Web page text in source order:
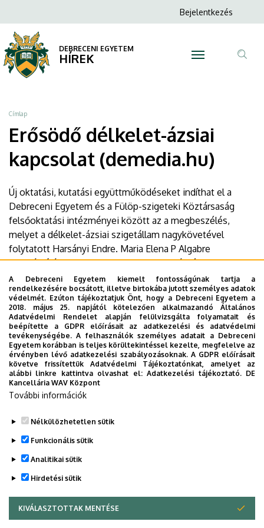
délkelet-
ázsiai
kapcsolat
(demedia.hu)
DEBRECENI
EGYETEM
a
tartalomra
Anonim
menüje
Bejelentkezés
DEBRECENI EGYETEM
HÍREK
Morzsa
Címlap
Erősödő délkelet-ázsiai
kapcsolat (demedia.hu)
Új oktatási, kutatási együttműködéseket indíthat el a
Debreceni Egyetem és a Fülöp-szigeteki Köztársaság
felsőoktatási intézményei között az a megbeszélés,
melyet a délkelet-ázsiai szigetállam nagykövetével
folytatott Harsányi Endre. Maria Elena P Algabre
delegációját csütörtökön fogadta az agrár- és
élelmiszertudomány fejlesztéséért felelős
ágazatfejlesztési rektorhelyettes a Böszörményi úti
campuson.
https://www.demedia.hu/egyetem-
ter/2025/08/08/erosodo-delkelet-azsiai-k…
Megjelenés dátuma
2025. augusztus 8.
A Debreceni Egyetem kiemelt fontosságúnak tartja a
rendelkezésére bocsátott, illetve birtokába jutott személyes adatok
védelmét. Ezúton tájékoztatjuk Önt, hogy a Debreceni Egyetem a
2018. május 25. napjától kötelezően alkalmazandó Általános
Adatvédelmi Rendelet alapján felülvizsgálta folyamatait és
beépítette a GDPR előírásait az adatkezelési és adatvédelmi
tevékenységébe. A felhasználók személyes adatait a Debreceni
Egyetem korábban is teljes körültekintéssel kezelte, megfelelve az
érvényben lévő adatkezelési szabályozásoknak. A GDPR előírásait
követve frissítettük Adatvédelmi Tájékoztatónkat, amelyet az
alábbi linkre kattintva olvashat el:Adatkezelési tájékoztató. DE
Kancellária WAV Központ
További információk
Nélkülözhetetlen sütik
Funkcionális sütik
Analitikai sütik
Hirdetési sütik
KIVÁLASZTOTTAK MENTÉSE
WITHDRAW CONSENT